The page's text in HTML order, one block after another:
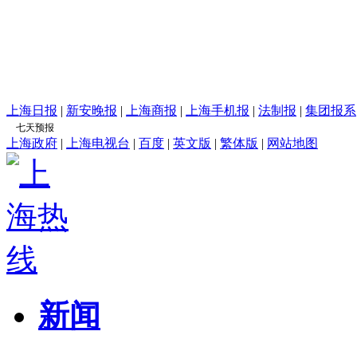
上海日报 | 新安晚报 | 上海商报 | 上海手机报 | 法制报 | 集团报系
上海政府 | 上海电视台 | 百度 | 英文版 | 繁体版 | 网站地图
新闻